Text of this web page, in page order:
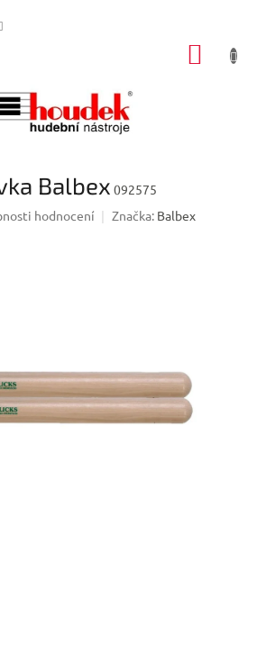
Balbex 092575
hodnocení Značka: Balbex